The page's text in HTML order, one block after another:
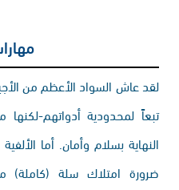
لقد عاش السواد الأعظم من
تبعاً لمحدودية أدواتهم-
النهاية بسلام وأمان. أما
ضرورة امتلاك سلة (كاملة)